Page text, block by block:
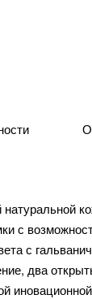
О
с
с
два